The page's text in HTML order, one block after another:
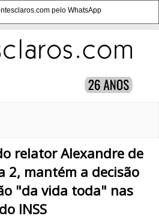
pelo WhatsApp
relator Alexandre de
2, mantém a decisão
"da vida toda" nas
INSS